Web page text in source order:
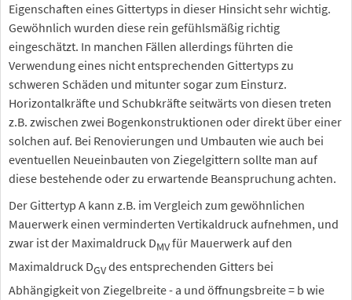
Eigenschaften eines Gittertyps in dieser Hinsicht sehr wichtig.
Gewöhnlich wurden diese rein gefühlsmäßig richtig
eingeschätzt. In manchen Fällen allerdings führten die
Verwendung eines nicht entsprechenden Gittertyps zu
schweren Schäden und mitunter sogar zum Einsturz.
Horizontalkräfte und Schubkräfte seitwärts von diesen treten
z.B. zwischen zwei Bogenkonstruktionen oder direkt über einer
solchen auf. Bei Renovierungen und Umbauten wie auch bei
eventuellen Neueinbauten von Ziegelgittern sollte man auf
diese bestehende oder zu erwartende Beanspruchung achten.
Der Gittertyp A kann z.B. im Vergleich zum gewöhnlichen
Mauerwerk einen verminderten Vertikaldruck aufnehmen, und
zwar ist der Maximaldruck DMVfür Mauerwerk auf den
Maximaldruck DGVdes entsprechenden Gitters bei
Abhängigkeit von Ziegelbreite - a und öffnungsbreite = b wie